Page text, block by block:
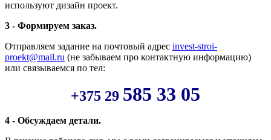
используют дизайн проект.
3 - Формируем заказ.
Отправляем задание на почтовый адрес invest-stroi-
proekt@mail.ru (не забываем про контактную информацию)
или связываемся по тел:
+375 29 585 33 05
4 - Обсуждаем детали.